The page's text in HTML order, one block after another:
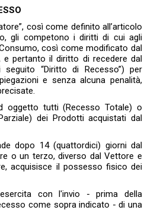
così come definito all’articolo
gli competono i diritti di cui agli
così come modificato dal
e pertanto il diritto di recedere dal
“Diritto di Recesso”) per
e senza alcuna penalità,
oggetto tutti (Recesso Totale) o
dei Prodotti acquistati dal
dopo 14 (quattordici) giorni dal
o un terzo, diverso dal Vettore e
acquisisce il possesso fisico dei
con l'invio - prima della
come sopra indicato - di una